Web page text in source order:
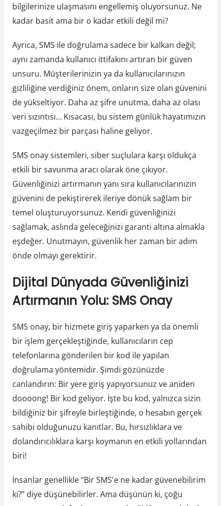
bilgilerinize ulaşmasını engellemiş oluyorsunuz. Ne
kadar basit ama bir o kadar etkili değil mi?
Ayrıca, SMS ile doğrulama sadece bir kalkan değil;
aynı zamanda kullanıcı ittifakını artıran bir güven
unsuru. Müşterilerinizin ya da kullanıcılarınızın
gizliliğine verdiğiniz önem, onların size olan güvenini
de yükseltiyor. Daha az şifre unutma, daha az olası
veri sızıntısı… Kısacası, bu sistem günlük hayatımızın
vazgeçilmez bir parçası haline geliyor.
SMS onay sistemleri, siber suçlulara karşı oldukça
etkili bir savunma aracı olarak öne çıkıyor.
Güvenliğinizi artırmanın yanı sıra kullanıcılarınızın
güvenini de pekiştirerek ileriye dönük sağlam bir
temel oluşturuyorsunuz. Kendi güvenliğinizi
sağlamak, aslında geleceğinizi garanti altına almakla
eşdeğer. Unutmayın, güvenlik her zaman bir adım
önde olmayı gerektirir.
Dijital Dünyada Güvenliğinizi
Artırmanın Yolu: SMS Onay
SMS onay, bir hizmete giriş yaparken ya da önemli
bir işlem gerçekleştiğinde, kullanıcıların cep
telefonlarına gönderilen bir kod ile yapılan
doğrulama yöntemidir. Şimdi gözünüzde
canlandırın: Bir yere giriş yapıyorsunuz ve aniden
doooong! Bir kod geliyor. İşte bu kod, yalnızca sizin
bildiğiniz bir şifreyle birleştiğinde, o hesabın gerçek
sahibi olduğunuzu kanıtlar. Bu, hırsızlıklara ve
dolandırıcılıklara karşı koymanın en etkili yollarından
biri!
İnsanlar genellikle “Bir SMS'e ne kadar güvenebilirim
ki?” diye düşünebilirler. Ama düşünün ki, çoğu